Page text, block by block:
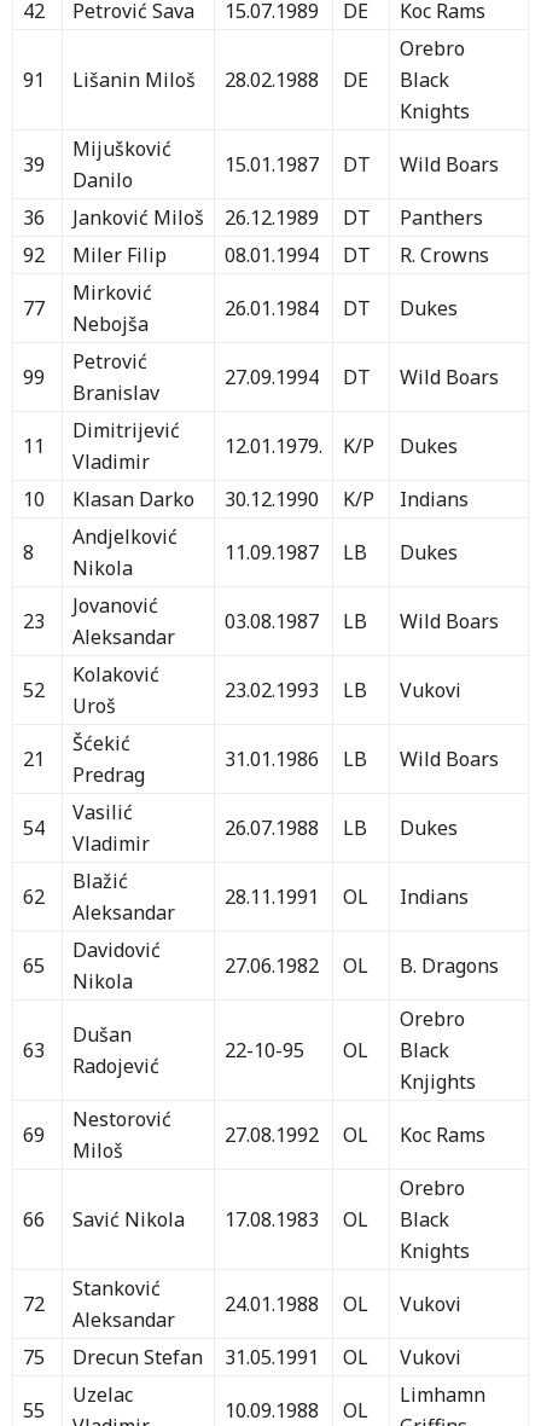
42 Petrović Sava 15.07.1989 DE Koc Rams
91 Lišanin Miloš 28.02.1988 DE
Orebro
Black
Knights
39
Mijušković
Danilo
15.01.1987 DT
Wild Boars
36
Janković Miloš 26.12.1989 DT
Panthers
92
Miler Filip 08.01.1994 DT
R. Crowns
77
Mirković
Nebojša
26.01.1984 DT Dukes
99
Petrović
Branislav
27.09.1994 DT Wild Boars
11
Dimitrijević
Vladimir
12.01.1979. K/P
Dukes
10
Klasan Darko 30.12.1990 K/P
Indians
8
Andjelković
Nikola
11.09.1987 LB Dukes
23
Jovanović
Aleksandar
03.08.1987 LB Wild Boars
52
Kolaković
Uroš
23.02.1993 LB Vukovi
21
Šćekić
Predrag
31.01.1986 LB Wild Boars
54
Vasilić
Vladimir
26.07.1988 LB Dukes
62
Blažić
Aleksandar
28.11.1991 OL Indians
65
Davidović
Nikola
27.06.1982 OL B. Dragons
63
Dušan
Radojević
22-10-95 OL
Orebro
Black
Knjights
69
Nestorović
Miloš
27.08.1992 OL Koc Rams
66 Savić Nikola 17.08.1983 OL
Orebro
Black
Knights
72
Stanković
Aleksandar
24.01.1988 OL
Vukovi
75
Drecun Stefan 31.05.1991 OL
Vukovi
55
Uzelac
10.09.1988 OL
Limhamn